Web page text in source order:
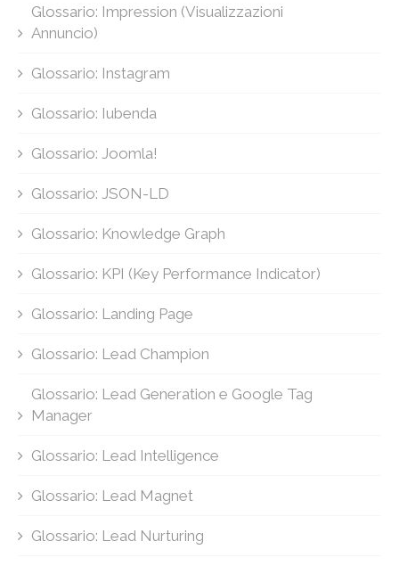
Glossario: Impression (Visualizzazioni
Annuncio)
Glossario: Instagram
Glossario: Iubenda
Glossario: Joomla!
Glossario: JSON-LD
Glossario: Knowledge Graph
Glossario: KPI (Key Performance Indicator)
Glossario: Landing Page
Glossario: Lead Champion
Glossario: Lead Generation e Google Tag
Manager
Glossario: Lead Intelligence
Glossario: Lead Magnet
Glossario: Lead Nurturing